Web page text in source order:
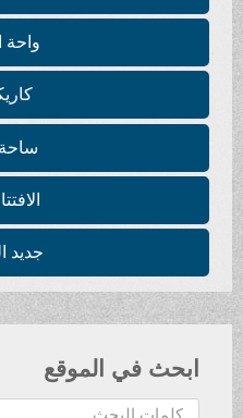
واحة
ساحة
جديد
ابحث في الموقع